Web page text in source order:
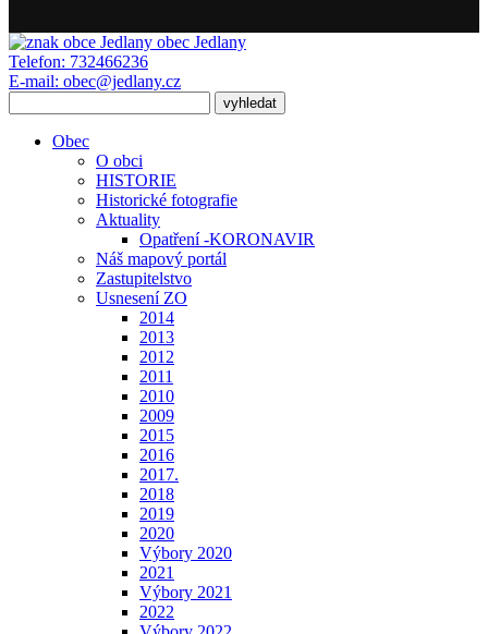
obec Jedlany
Telefon: 732466236
E-mail: obec@jedlany.cz
Obec
O obci
HISTORIE
Historické fotografie
Aktuality
Opatření -KORONAVIR
Náš mapový portál
Zastupitelstvo
Usnesení ZO
2014
2013
2012
2011
2010
2009
2015
2016
2017.
2018
2019
2020
Výbory 2020
2021
Výbory 2021
2022